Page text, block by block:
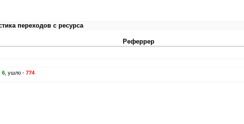
переходов с ресурса
Реферрер
6, ушло - 774